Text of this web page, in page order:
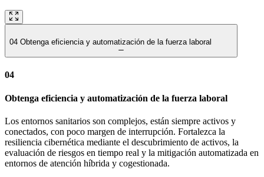
04 Obtenga eficiencia y automatización de la fuerza laboral
04
Obtenga eficiencia y automatización de la fuerza laboral
Los entornos sanitarios son complejos, están siempre activos y
conectados, con poco margen de interrupción. Fortalezca la
resiliencia cibernética mediante el descubrimiento de activos, la
evaluación de riesgos en tiempo real y la mitigación automatizada en
entornos de atención híbrida y cogestionada.